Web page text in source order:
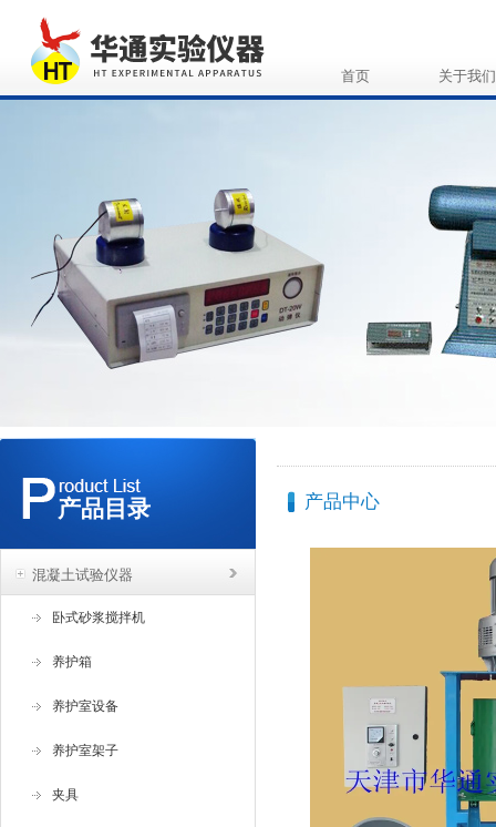
首页 关于我们
产品目录
混凝土试验仪器
卧式砂浆搅拌机
养护箱
养护室设备
养护室架子
夹具
产品中心